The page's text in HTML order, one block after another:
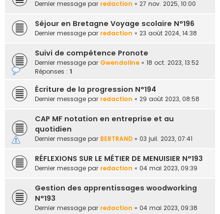
Dernier message par redaction « 27 nov. 2025, 10:00
Séjour en Bretagne Voyage scolaire N°196
Dernier message par redaction « 23 août 2024, 14:38
Suivi de compétence Pronote
Dernier message par Gwendoline « 18 oct. 2023, 13:52
Réponses : 1
Écriture de la progression N°194
Dernier message par redaction « 29 août 2023, 08:58
CAP MF notation en entreprise et au
quotidien
Dernier message par BERTRAND « 03 juil. 2023, 07:41
RÉFLEXIONS SUR LE MÉTIER DE MENUISIER N°193
Dernier message par redaction « 04 mai 2023, 09:39
Gestion des apprentissages woodworking
N°193
Dernier message par redaction « 04 mai 2023, 09:38